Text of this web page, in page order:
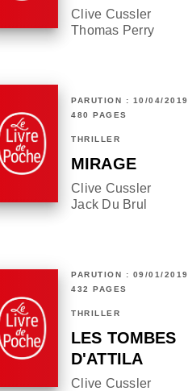
Clive Cussler
Thomas Perry
PARUTION : 10/04/2019
480 PAGES
THRILLER
MIRAGE
Clive Cussler
Jack Du Brul
PARUTION : 09/01/2019
432 PAGES
THRILLER
LES TOMBES
D'ATTILA
Clive Cussler